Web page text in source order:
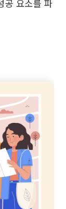
공 요소를 파